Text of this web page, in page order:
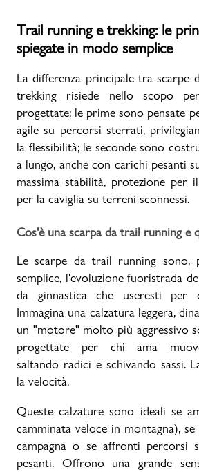
Trail running e trekking: le
spiegate in modo semplice
La differenza principale tra scarpe
trekking risiede nello scopo
progettate: le prime sono pensate
agile su percorsi sterrati,
la flessibilità; le seconde sono
a lungo, anche con carichi pesanti
massima stabilità, protezione per
per la caviglia su terreni sconnessi.
Cos'è una scarpa da trail running e
Le scarpe da trail running
semplice, l'evoluzione fuoristrada
da ginnastica che useresti per
Immagina una calzatura leggera,
un "motore" molto più aggressivo
progettate per chi ama
saltando radici e schivando sassi.
la velocità.
Queste calzature sono ideali se
camminata veloce in montagna),
campagna o se affronti percorsi
pesanti. Offrono una grande